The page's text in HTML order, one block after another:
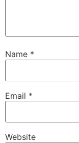
Name *
Email *
Website